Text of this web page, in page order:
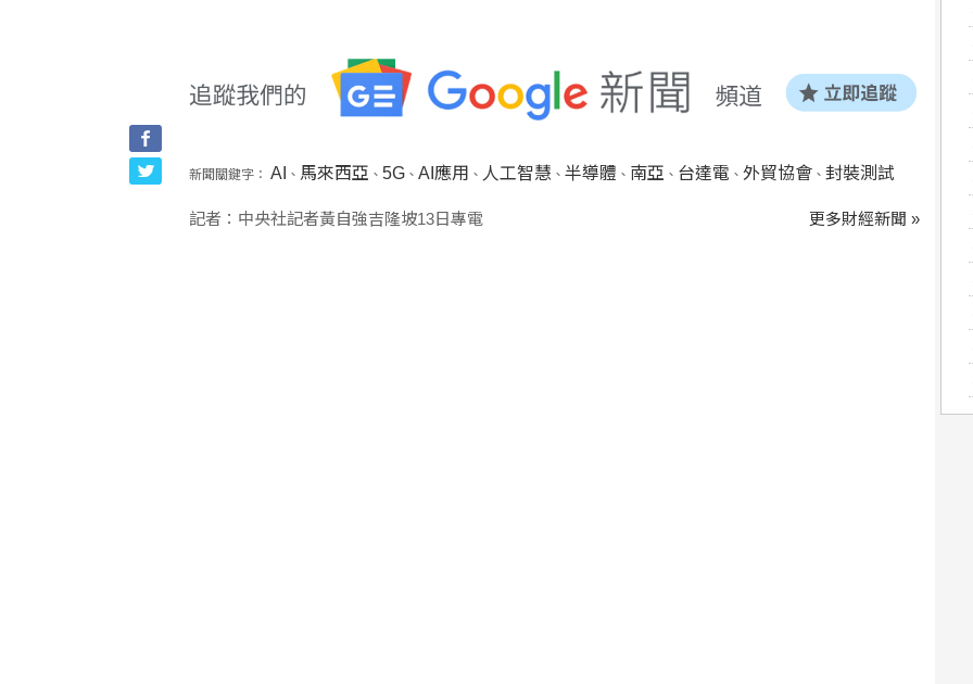
新聞關鍵字： AI 、 馬來西亞 、 5G、 AI應用 、 人工智慧 、 半導體 、 南亞 、 台達電 、 外貿協會、 封裝測試
記者：中央社記者黃自強吉隆坡13日專電 更多財經新聞 »